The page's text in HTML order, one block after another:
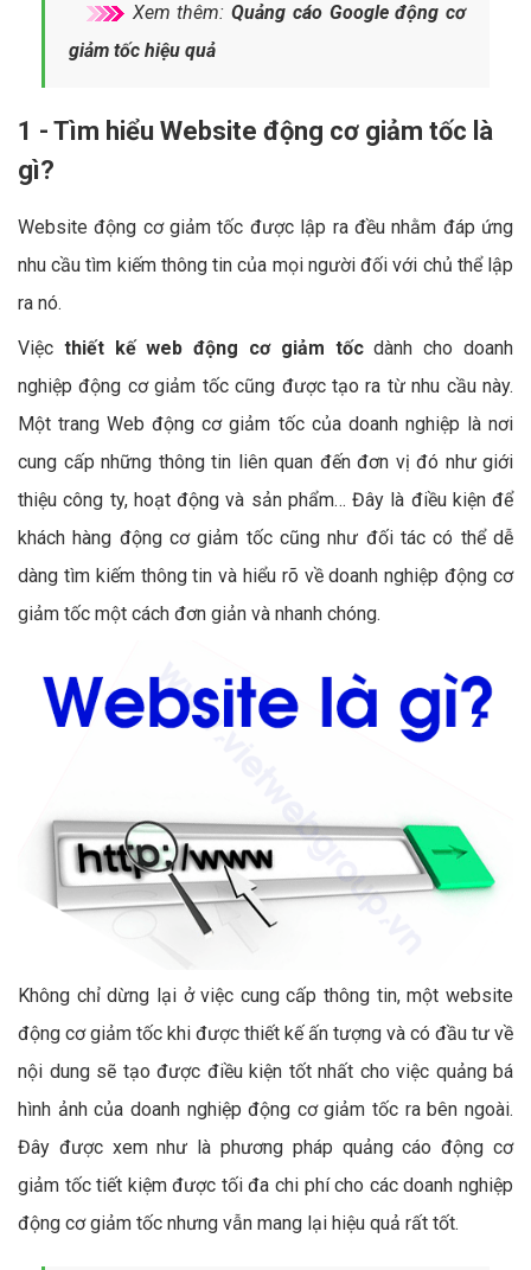
Xem thêm:Quảng cáo Google động cơ
giảm tốc hiệu quả
1 - Tìm hiểu Website động cơ giảm tốc là
gì?
Website động cơ giảm tốc được lập ra đều nhằm đáp ứng
nhu cầu tìm kiếm thông tin của mọi người đối với chủ thể lập
ra nó.
Việc thiết kế web động cơ giảm tốcdành cho doanh
nghiệp động cơ giảm tốc cũng được tạo ra từ nhu cầu này.
Một trang Web động cơ giảm tốc của doanh nghiệp là nơi
cung cấp những thông tin liên quan đến đơn vị đó như giới
thiệu công ty, hoạt động và sản phẩm… Đây là điều kiện để
khách hàng động cơ giảm tốc cũng như đối tác có thể dễ
dàng tìm kiếm thông tin và hiểu rõ về doanh nghiệp động cơ
giảm tốc một cách đơn giản và nhanh chóng.
Không chỉ dừng lại ở việc cung cấp thông tin, một website
động cơ giảm tốc khi được thiết kế ấn tượng và có đầu tư về
nội dung sẽ tạo được điều kiện tốt nhất cho việc quảng bá
hình ảnh của doanh nghiệp động cơ giảm tốc ra bên ngoài.
Đây được xem như là phương pháp quảng cáo động cơ
giảm tốc tiết kiệm được tối đa chi phí cho các doanh nghiệp
động cơ giảm tốc nhưng vẫn mang lại hiệu quả rất tốt.